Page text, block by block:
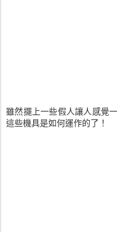
雖然擺上一些假人讓人感覺
這些機具是如何運作的了！